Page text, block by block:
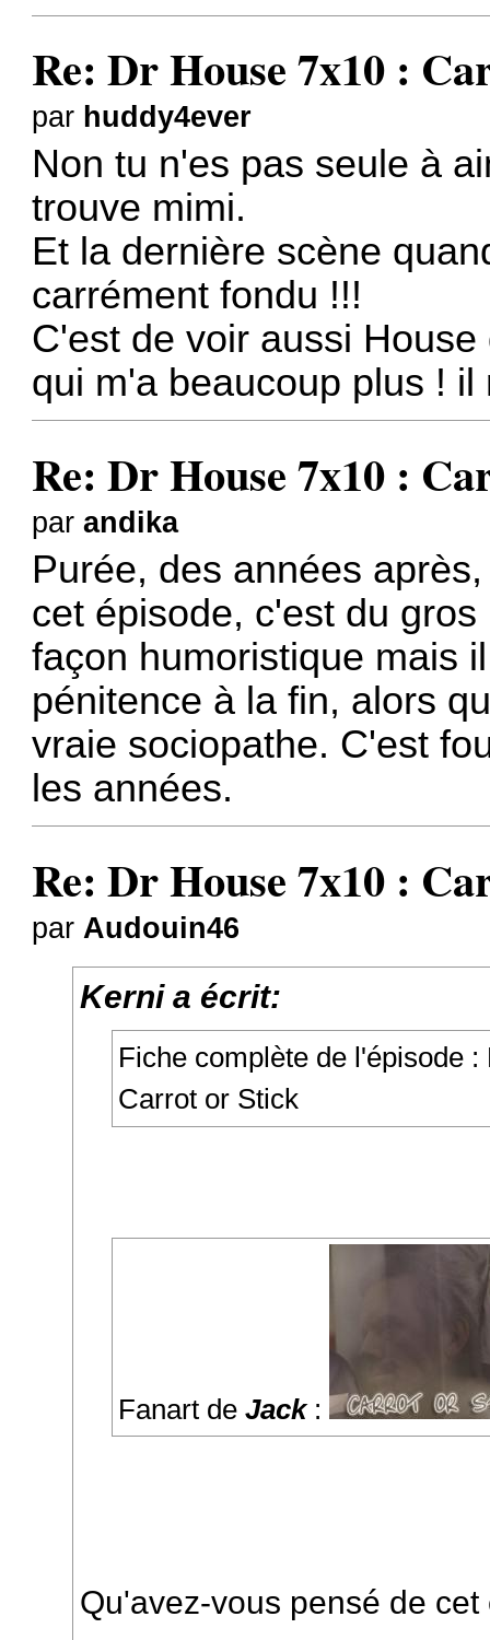
Re: Dr House 7x10 :
par huddy4ever
Non tu n'es pas seule à
trouve mimi.
Et la dernière scène
carrément fondu !!!
C'est de voir aussi
qui m'a beaucoup plus !
Re: Dr House 7x10 :
parandika
Purée, des années
cet épisode, c'est du
façon humoristique mais
pénitence à la fin, alors
vraie sociopathe. C'est
les années.
Re: Dr House 7x10 :
parAudouin46
Kerni a écrit:
Fiche complète de l'épisode :
Carrot or Stick
Fanart de Jack:
Qu'avez-vous pensé de